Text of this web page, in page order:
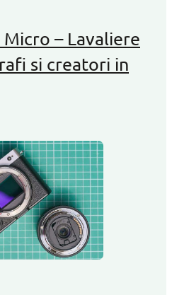
– Lavaliere
si creatori in